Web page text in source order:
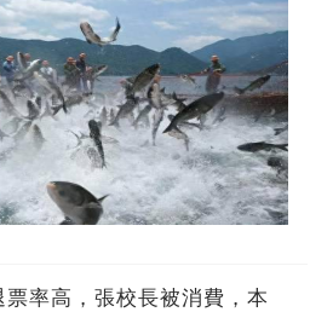
票率高，張校長被消費，本